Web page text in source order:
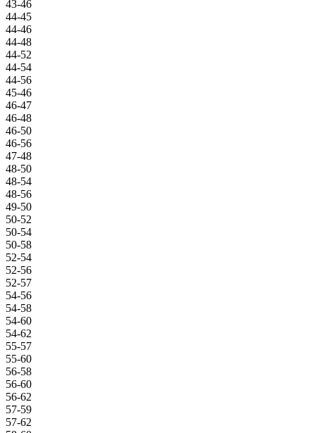
43-46
44-45
44-46
44-48
44-52
44-54
44-56
45-46
46-47
46-48
46-50
46-56
47-48
48-50
48-54
48-56
49-50
50-52
50-54
50-58
52-54
52-56
52-57
54-56
54-58
54-60
54-62
55-57
55-60
56-58
56-60
56-62
57-59
57-62